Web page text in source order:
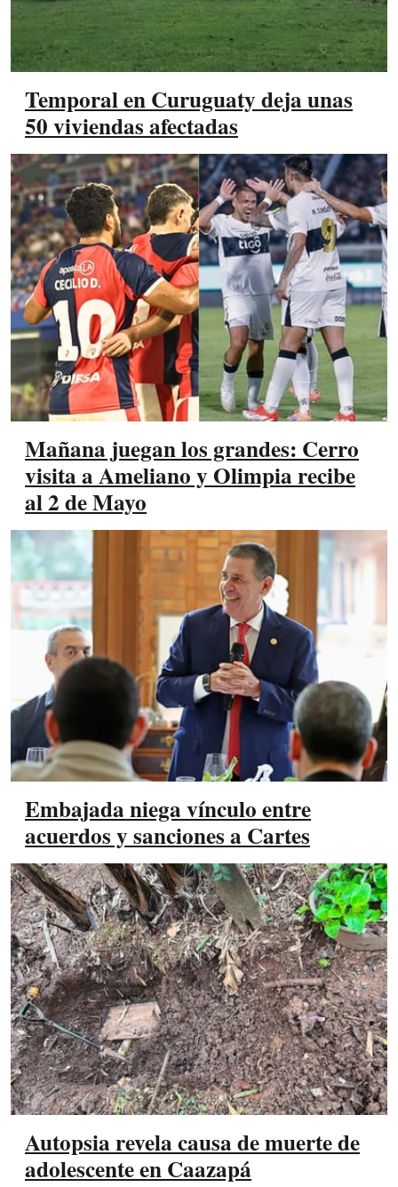
Temporal en Curuguaty deja unas
50 viviendas afectadas
Mañana juegan los grandes: Cerro
visita a Ameliano y Olimpia recibe
al 2 de Mayo
Embajada niega vínculo entre
acuerdos y sanciones a Cartes
Autopsia revela causa de muerte de
adolescente en Caazapá